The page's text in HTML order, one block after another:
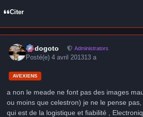
Citer
frédogoto Administrators
Posté(e)4 avril 201313 a
AVEXIENS
a non le meade ne font pas des images
ou moins que celestron) je ne le pense
qui est de la logistique et fiabilité ,